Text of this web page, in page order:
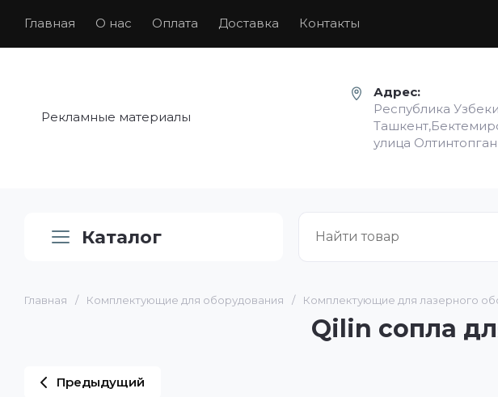
Главная О нас Оплата Доставка Контакты
Рекламные материалы
Адрес:
Республика
улица
Каталог
Главная / Комплектующие для оборудования / Комплектующие для лазерного
Qilin сопла
Предыдущий